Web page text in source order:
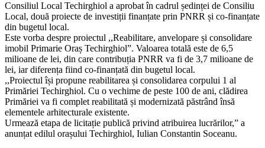
Consiliul Local Techirghiol a aprobat în cadrul ședinței de Consiliu
Local, două proiecte de investiții finanțate prin PNRR și co-finanțate
din bugetul local.
Este vorba despre proiectul ,,Reabilitare, anvelopare și consolidare
imobil Primarie Oraș Techirghiol”. Valoarea totală este de 6,5
milioane de lei, din care contribuția PNRR va fi de 3,7 milioane de
lei, iar diferența fiind co-finanțată din bugetul local.
,,Proiectul își propune reabilitarea și consolidarea corpului 1 al
Primăriei Techirghiol. Cu o vechime de peste 100 de ani, clădirea
Primăriei va fi complet reabilitată și modernizată păstrând însă
elementele arhitecturale existente.
Urmează etapa de licitație publică privind atribuirea lucrărilor,” a
anunțat edilul orașului Techirghiol, Iulian Constantin Soceanu.